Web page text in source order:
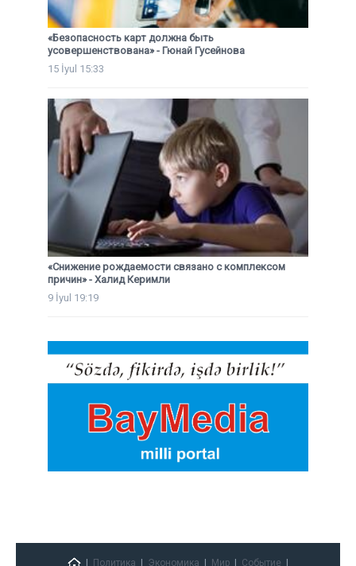
«Безопасность карт должна быть
усовершенствована» - Гюнай Гусейнова
15 İyul 15:33
«Снижение рождаемости связано с комплексом
причин» - Халид Керимли
9 İyul 19:19
Политика Экономика Мир Событие